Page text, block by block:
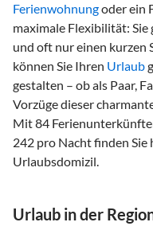
Ferienwohnungoder ein
maximale Flexibilität:
und oft nur einen kurzen
können Sie Ihren Urlaub
gestalten – ob als Paar,
Vorzüge dieser
Mit 84
242 pro Nacht finden Sie
Urlaubsdomizil.
Urlaub in der